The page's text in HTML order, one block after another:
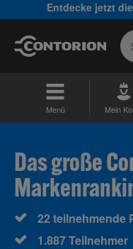
Entdecke jetzt
Menü Mein
Das große
22 teilnehmende
1.887 Teilnehmer